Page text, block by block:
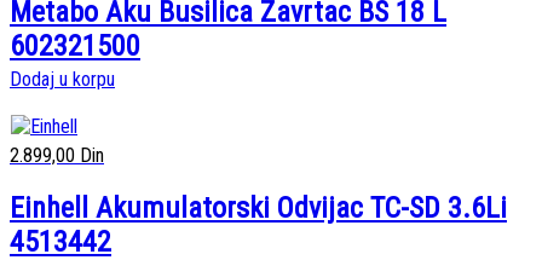
Metabo Aku Busilica Zavrtac BS 18 L
602321500
Dodaj u korpu
2.899,00 Din
Einhell Akumulatorski Odvijac TC-SD 3.6Li
4513442